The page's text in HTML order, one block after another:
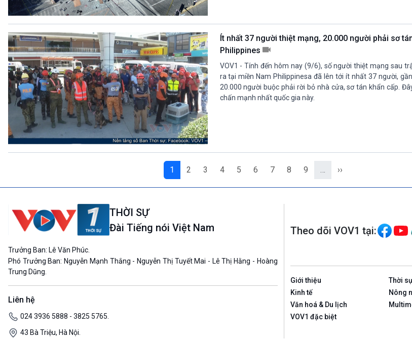
Ít nhất 37 người thiệt mạng, 20.000 người phải sơ
Philippines
VOV1 - Tính đến hôm nay (9/6), số người thiệt mạng sau
ra tại miền Nam Philippinesa đã lên tới ít nhất 37 người,
20.000 người buộc phải rời bỏ nhà cửa, sơ tán khẩn cấp.
chấn mạnh nhất quốc gia này.
1 2 3 4 5 6 7 8 9 … ››
THỜI SỰ
Đài Tiếng nói Việt Nam
Trưởng Ban: Lê Văn Phúc.
Phó Trưởng Ban: Nguyễn Mạnh Thắng - Nguyễn Thị Tuyết Mai - Lê Thị Hằng - Hoàng
Trung Dũng.
Liên hệ
024 3936 5888 - 3825 5765.
43 Bà Triệu, Hà Nội.
Theo dõi VOV1 tại:
Giới thiệu Thời
Kinh tế
Nông
Văn hoá & Du lịch
VOV1 đặc biệt